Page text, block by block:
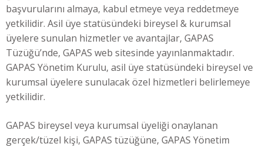
başvurularını almaya, kabul etmeye veya reddetmeye
yetkilidir. Asil üye statüsündeki bireysel & kurumsal
üyelere sunulan hizmetler ve avantajlar, GAPAS
Tüzüğü’nde, GAPAS web sitesinde yayınlanmaktadır.
GAPAS Yönetim Kurulu, asil üye statüsündeki bireysel ve
kurumsal üyelere sunulacak özel hizmetleri belirlemeye
yetkilidir.
GAPAS bireysel veya kurumsal üyeliği onaylanan
gerçek/tüzel kişi, GAPAS tüzüğüne, GAPAS Yönetim